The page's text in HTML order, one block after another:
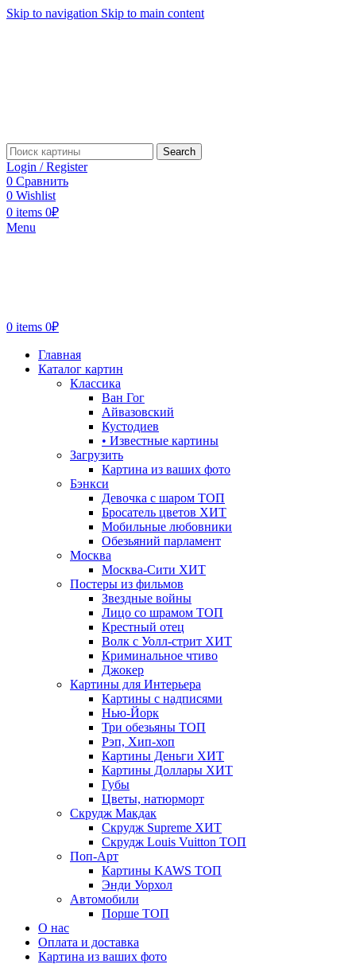
Skip to navigation Skip to main content
Search
Login / Register
0 Сравнить
0 Wishlist
0 items 0₽
Menu
0 items 0₽
Главная
Каталог картин
Классика
Ван Гог
Айвазовский
Кустодиев
• Известные картины
Загрузить
Картина из ваших фото
Бэнкси
Девочка с шаром ТОП
Бросатель цветов ХИТ
Мобильные любовники
Обезьяний парламент
Москва
Москва-Сити ХИТ
Постеры из фильмов
Звездные войны
Лицо со шрамом ТОП
Крестный отец
Волк с Уолл-стрит ХИТ
Криминальное чтиво
Джокер
Картины для Интерьера
Картины с надписями
Нью-Йорк
Три обезьяны ТОП
Рэп, Хип-хоп
Картины Деньги ХИТ
Картины Доллары ХИТ
Губы
Цветы, натюрморт
Скрудж Макдак
Скрудж Supreme ХИТ
Скрудж Louis Vuitton ТОП
Поп-Арт
Картины KAWS ТОП
Энди Уорхол
Автомобили
Порше ТОП
О нас
Оплата и доставка
Картина из ваших фото